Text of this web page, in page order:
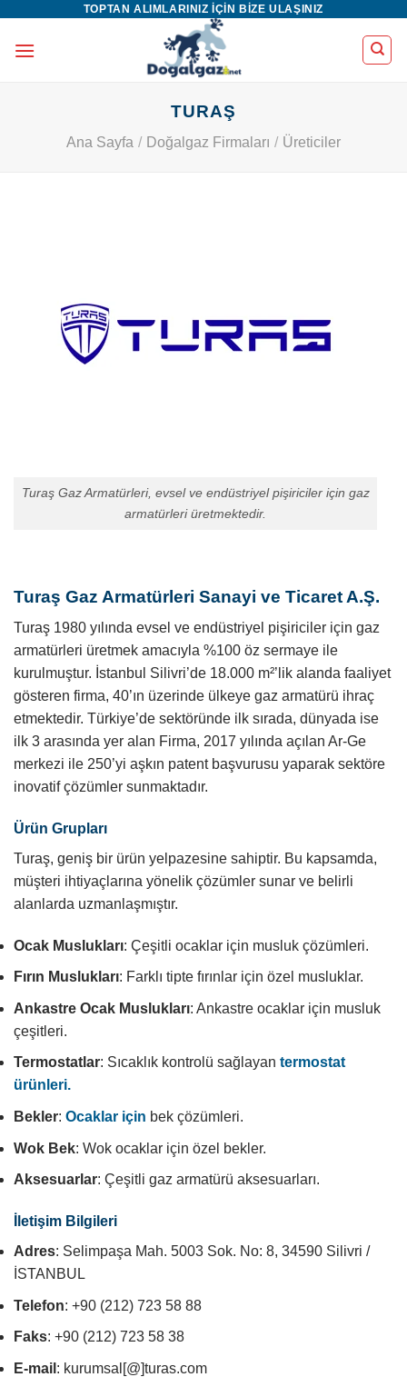
TOPTAN ALIMLARINIZ IÇIN BIZE ULAŞINIZ
TURAŞ
Ana Sayfa / Doğalgaz Firmaları / Üreticiler
Turaş Gaz Armatürleri, evsel ve endüstriyel pişiriciler için gaz
armatürleri üretmektedir.
Turaş Gaz Armatürleri Sanayi ve Ticaret A.Ş.
Turaş 1980 yılında evsel ve endüstriyel pişiriciler için gaz
armatürleri üretmek amacıyla %100 öz sermaye ile
kurulmuştur. İstanbul Silivri’de 18.000 m²’lik alanda faaliyet
gösteren firma, 40’ın üzerinde ülkeye gaz armatürü ihraç
etmektedir. Türkiye’de sektöründe ilk sırada, dünyada ise
ilk 3 arasında yer alan Firma, 2017 yılında açılan Ar-Ge
merkezi ile 250’yi aşkın patent başvurusu yaparak sektöre
inovatif çözümler sunmaktadır.
Ürün Grupları
Turaş, geniş bir ürün yelpazesine sahiptir. Bu kapsamda,
müşteri ihtiyaçlarına yönelik çözümler sunar ve belirli
alanlarda uzmanlaşmıştır.
Ocak Muslukları: Çeşitli ocaklar için musluk çözümleri.
Fırın Muslukları: Farklı tipte fırınlar için özel musluklar.
Ankastre Ocak Muslukları: Ankastre ocaklar için musluk
çeşitleri.
Termostatlar: Sıcaklık kontrolü sağlayan termostat
ürünleri.
Bekler: Ocaklar için bek çözümleri.
Wok Bek: Wok ocaklar için özel bekler.
Aksesuarlar: Çeşitli gaz armatürü aksesuarları.
İletişim Bilgileri
Adres: Selimpaşa Mah. 5003 Sok. No: 8, 34590 Silivri /
İSTANBUL
Telefon: +90 (212) 723 58 88
Faks: +90 (212) 723 58 38
E-mail : kurumsal[@]turas.com